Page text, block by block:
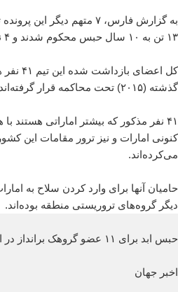
۱۳ تن به ۱۰ سال حبس محکوم شدند و ۴ نفر از امارات اخراج شدند.
کل
گذشته (۲۰۱۵) تحت محاکمه قرار گرفته‌اند.
۴۱ نفر مذکور که بیشتر اماراتی هستند
کنونی امارات و نیز ترور مقامات این
می‌کرده‌اند.
حامیان آنها برای وارد کردن سلاح به
دیگر گروه‌های تروریستی منطقه بوده‌اند.
حبس ابد برای ۱۱ عضو گروهک برانداز در امارات
اخبر جهان